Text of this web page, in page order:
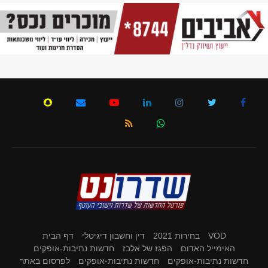
VOD בחירות 2021 דין וחשבון דיגיטלי
דף הבית
האימייל האדום
הפגז של אלבז
חדשות נתיבות-אופקים
חדשות נתיבות-אופקים
חדשות נתיבות-אופקים לפרסום באתר